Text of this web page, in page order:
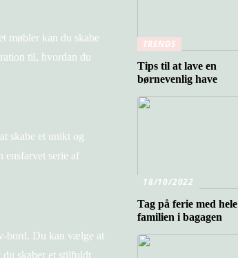
møbler kan du skabe
til, hvordan du
skabe et unikt og
ensfarvet serie af
bord. Du kan vælge at
skaber et stilfuldt
TRENDS
Tips til at lave en
børnevenlig have
18/10/2022
Tag på ferie med hele
familien i bagagen